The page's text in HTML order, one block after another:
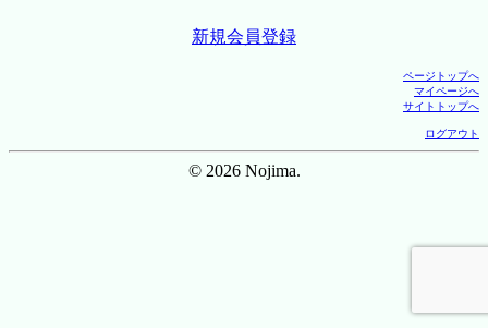
新規会員登録
ページトップへ
マイページへ
サイトトップへ
ログアウト
© 2026 Nojima.